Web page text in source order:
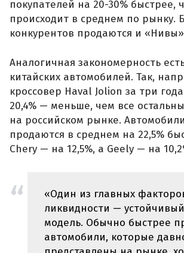
покупателей на 20-30% быстрее,
происходит в среднем по рынку.
конкурентов продаются и
Аналогичная закономерность
китайских автомобилей. Так,
кроссовер Haval Jolion за три
20,4% — меньше, чем все
на российском рынке.
продаются в среднем на 22,5%
Chery — на 12,5%, а Geely — на
«Один из главных
ликвидности —
модель. Обычно быстрее
автомобили, которые